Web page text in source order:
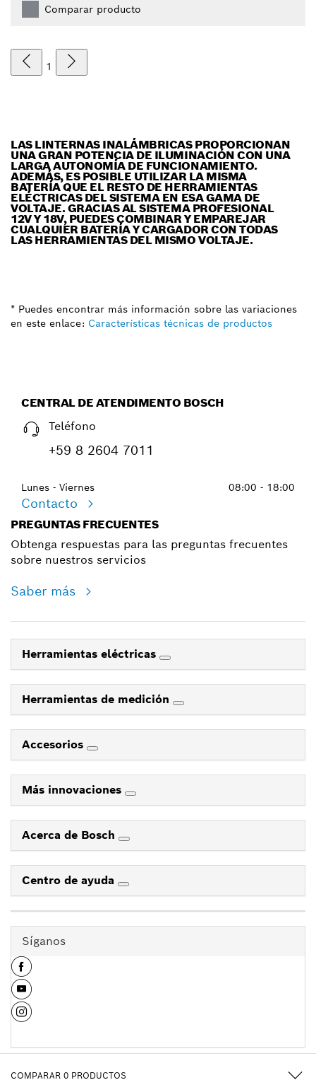
Comparar producto
1
COMPARAR 0 PRODUCTOS
LAS LINTERNAS INALÁMBRICAS PROPORCIONAN
UNA GRAN POTENCIA DE ILUMINACIÓN CON UNA
LARGA AUTONOMÍA DE FUNCIONAMIENTO.
ADEMÁS, ES POSIBLE UTILIZAR LA MISMA
BATERÍA QUE EL RESTO DE HERRAMIENTAS
ELÉCTRICAS DEL SISTEMA EN ESA GAMA DE
VOLTAJE. GRACIAS AL SISTEMA PROFESIONAL
12V Y 18V, PUEDES COMBINAR Y EMPAREJAR
CUALQUIER BATERÍA Y CARGADOR CON TODAS
LAS HERRAMIENTAS DEL MISMO VOLTAJE.
* Puedes encontrar más información sobre las variaciones
en este enlace: Características técnicas de productos
CENTRAL DE ATENDIMENTO BOSCH
Teléfono
+59 8 2604 7011
Lunes - Viernes 08:00 - 18:00
Contacto
PREGUNTAS FRECUENTES
Obtenga respuestas para las preguntas frecuentes
sobre nuestros servicios
Saber más
Herramientas eléctricas
Herramientas de medición
Accesorios
Más innovaciones
Acerca de Bosch
Centro de ayuda
Síganos